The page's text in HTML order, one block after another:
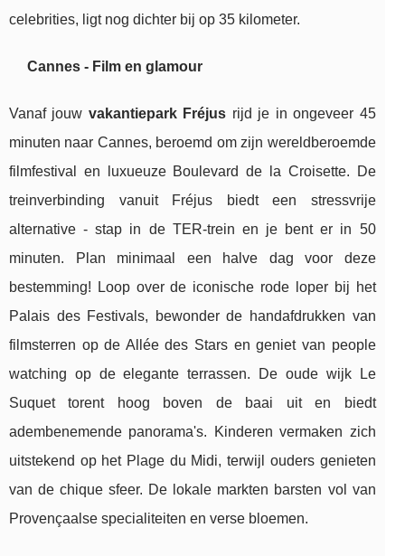
celebrities, ligt nog dichter bij op 35 kilometer.
Cannes - Film en glamour
Vanaf jouw vakantiepark Fréjus rijd je in ongeveer 45
minuten naar Cannes, beroemd om zijn wereldberoemde
filmfestival en luxueuze Boulevard de la Croisette. De
treinverbinding vanuit Fréjus biedt een stressvrije
alternative - stap in de TER-trein en je bent er in 50
minuten. Plan minimaal een halve dag voor deze
bestemming! Loop over de iconische rode loper bij het
Palais des Festivals, bewonder de handafdrukken van
filmsterren op de Allée des Stars en geniet van people
watching op de elegante terrassen. De oude wijk Le
Suquet torent hoog boven de baai uit en biedt
adembenemende panorama's. Kinderen vermaken zich
uitstekend op het Plage du Midi, terwijl ouders genieten
van de chique sfeer. De lokale markten barsten vol van
Provençaalse specialiteiten en verse bloemen.